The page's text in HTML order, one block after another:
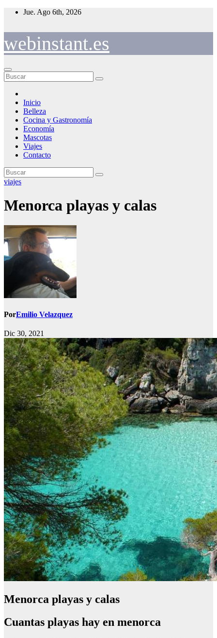
Saltar
Jue. Ago 6th, 2026
webinstant.es
Inicio
Belleza
Cocina y Gastronomía
Economía
Mascotas
Viajes
Contacto
viajes
Menorca playas y calas
PorEmilio Velazquez
Dic 30, 2021
Menorca playas y calas
Cuantas playas hay en menorca